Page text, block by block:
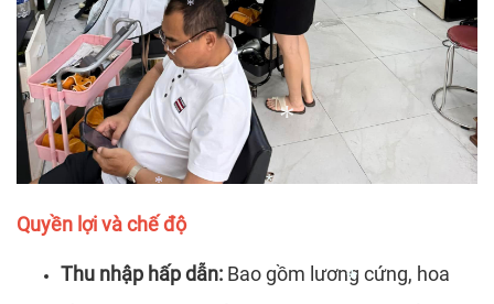
*
*
*
Quyền lợi và chế độ
Thu nhập hấp dẫn: Bao gồm lương cứng, hoa